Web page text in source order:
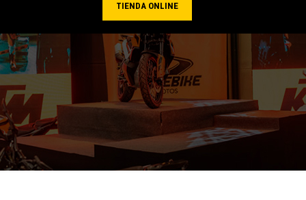
TIENDA ONLINE